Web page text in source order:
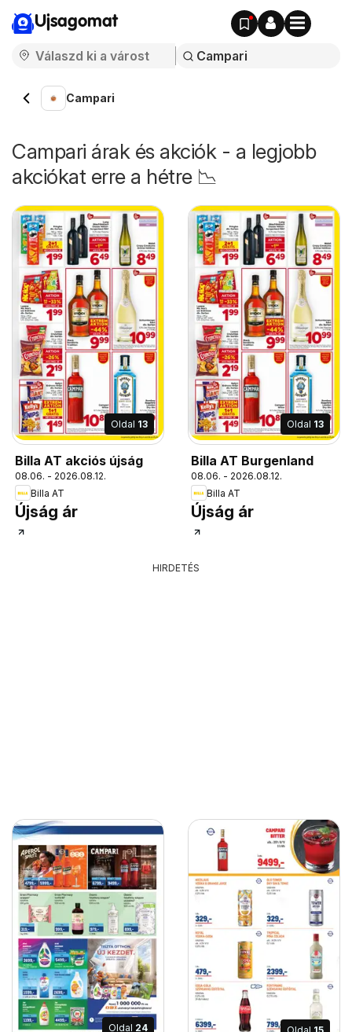
Ujsagomat
Campari
Campari árak és akciók - a legjobb
akciókat erre a hétre 📉
Oldal 13
Billa AT akciós újság
08.06. - 2026.08.12.
Billa AT
Újság ár
Oldal 13
Billa AT Burgenland
08.06. - 2026.08.12.
Billa AT
Újság ár
HIRDETÉS
Oldal 24